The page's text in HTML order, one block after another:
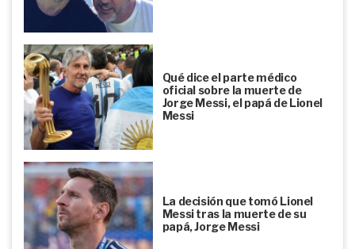
Qué dice el parte médico
oficial sobre la muerte de
Jorge Messi, el papá de Lionel
Messi
La decisión que tomó Lionel
Messi tras la muerte de su
papá, Jorge Messi